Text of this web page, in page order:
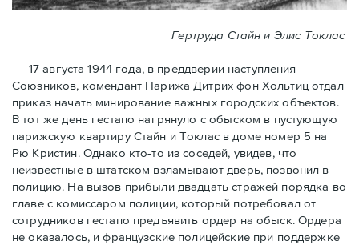
Гертруда Стайн и Элис Токлас
17 августа 1944 года, в преддверии наступления
Союзников, комендант Парижа Дитрих фон Хольтиц отдал
приказ начать минирование важных городских объектов.
В тот же день гестапо нагрянуло с обыском в пустующую
парижскую квартиру Стайн и Токлaс в домe номер 5 на
Рю Кристин. Однако кто-то из соседей, увидев, что
неизвестные в штатском взламывают дверь, позвонил в
полицию. На вызов прибыли двадцать стражей порядка во
главе с комиссаром полиции, который потребовал от
сотрудников гестапо предъявить ордер на обыск. Ордера
не оказалось, и французские полицейские при поддержке